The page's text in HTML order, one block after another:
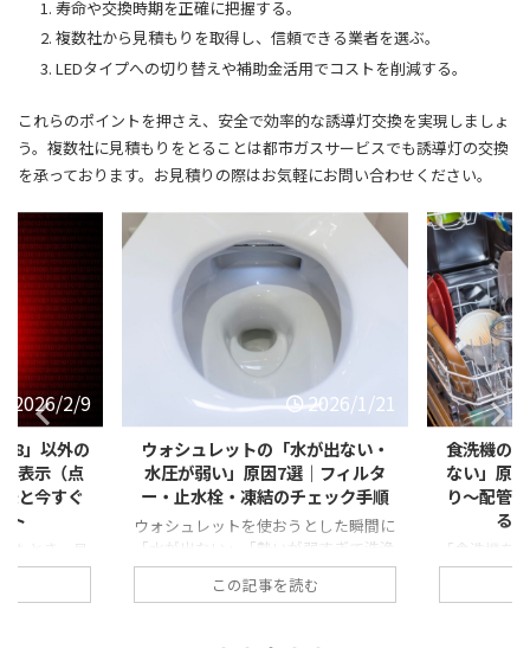
寿命や交換時期を正確に把握する。
複数社から見積もりを取得し、信頼できる業者を選ぶ。
LEDタイプへの切り替えや補助金活用でコストを削減する。
これらのポイントを押さえ、安全で効率的な誘導灯交換を実現しましょ
う。複数社に見積もりをとることは都市ガスサービスでも誘導灯の交換
を承っております。お見積りの際はお気軽にお問い合わせください。
2026/1/21
出ない・
フィルタ
ック手順
た瞬間に
でも焦って
2026/1/21
食洗機の「排水エラー・水が抜け
ない」原因とは？フィルター詰ま
り〜配管トラブルまで自分ででき
る対処法を徹底解説
「食洗機を回したのに、なぜか途中で
止まったまま…」 「運転が終わっても
庫内に水が溜まっている」 「排水エラ
この記事を読む
【冬に急
「弱い・
は？不完
寒い季節に
が弱い気が